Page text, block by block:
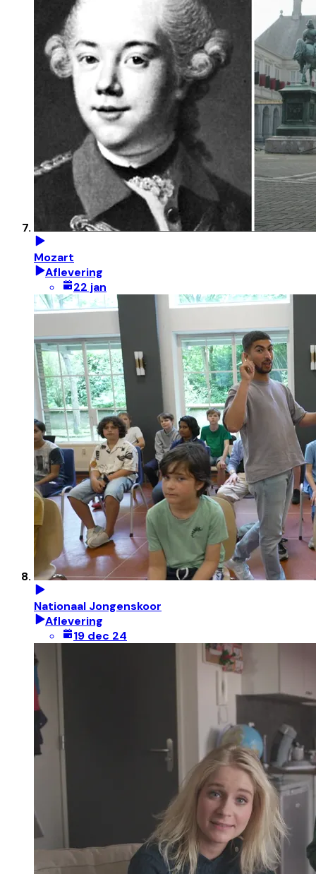
Mozart
Aflevering
22 jan
Nationaal Jongenskoor
Aflevering
19 dec 24